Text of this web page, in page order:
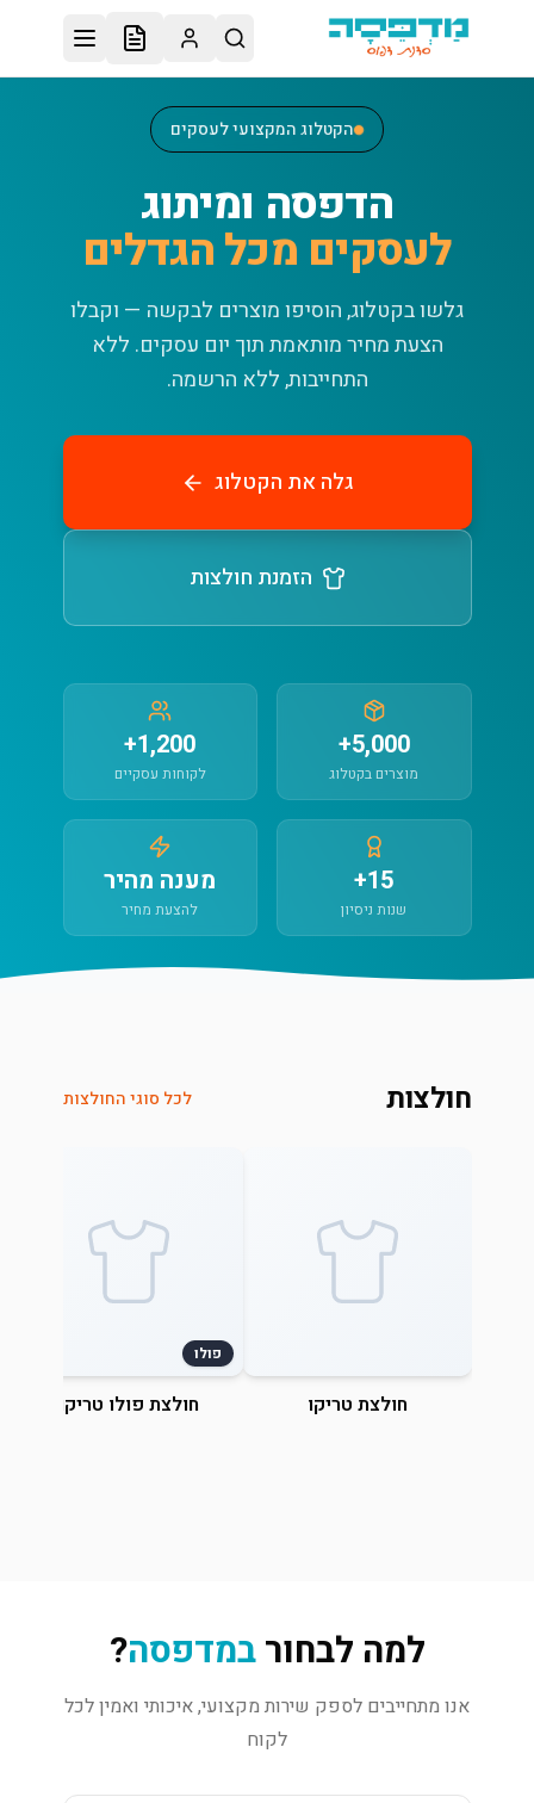
דלג לתוכן הראשי
הקטלוג המקצועי לעסקים
הדפסה ומיתוג
לעסקים מכל הגדלים
גלשו בקטלוג, הוסיפו מוצרים לבקשה — וקבלו
הצעת מחיר מותאמת תוך יום עסקים. ללא
התחייבות, ללא הרשמה.
גלה את הקטלוג
הזמנת חולצות
5,000+
מוצרים בקטלוג
1,200+
לקוחות עסקיים
15+
שנות ניסיון
מענה מהיר
להצעת מחיר
חולצות לכל סוגי החולצות
חולצת טריקו
פולו
חולצת פולו טריקו
למה לבחורבמדפסה?
אנו מתחייבים לספק שירות מקצועי, איכותי ואמין לכל
לקוח